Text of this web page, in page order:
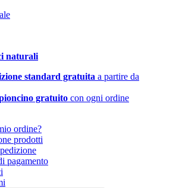
naturali
standard gratuita a partire da
gratuito con ogni ordine
ordine?
prodotti
pagamento